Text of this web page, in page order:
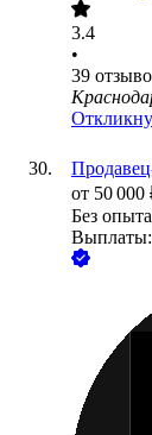
3.4
•
39
от 50 000
Без опыта
Выплаты: